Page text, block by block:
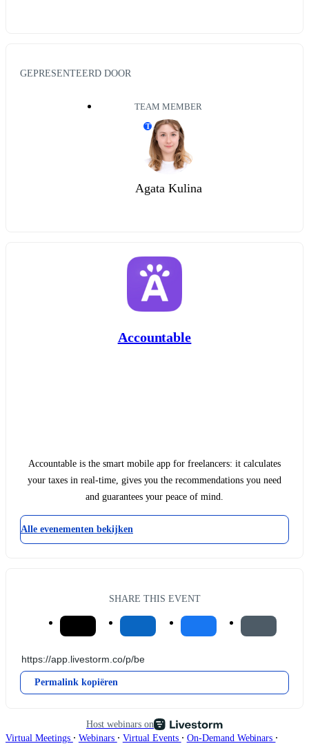
GEPRESENTEERD DOOR
TEAM MEMBER
T
Agata Kulina
Accountable
Accountable is the smart mobile app for freelancers: it calculates
your taxes in real-time, gives you the recommendations you need
and guarantees your peace of mind.
Alle evenementen bekijken
SHARE THIS EVENT
Permalink kopiëren
Host webinars on
Virtual Meetings ∙ Webinars ∙ Virtual Events ∙ On-Demand Webinars ∙